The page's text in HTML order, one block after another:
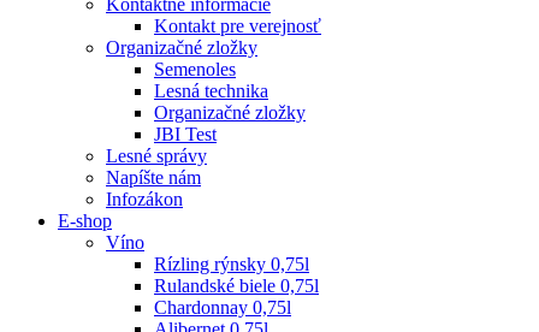
Kontakt pre verejnosť
Organizačné zložky
Semenoles
Lesná technika
Organizačné zložky
JBI Test
Lesné správy
Napíšte nám
Infozákon
E-shop
Víno
Rízling rýnsky 0,75l
Rulandské biele 0,75l
Chardonnay 0,75l